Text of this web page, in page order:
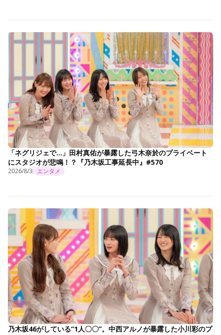
「ネグリジェで…」田村真佑が暴露した弓木奈於のプライベート
にスタジオが悲鳴！？『乃木坂工事延長中』#570
2026/8/3 エンタメ
乃木坂46がしている“1人〇〇”。中西アルノが暴露した小川彩のプ